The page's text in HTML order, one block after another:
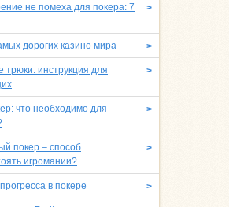
>
не помеха для покера: 7
>
дорогих казино мира
>
трюки: инструкция для
>
что необходимо для
>
покер – способ
игромании?
>
в покере